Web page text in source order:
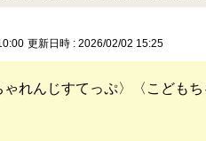
更新日時 : 2026/02/02 15:25
れんじすてっぷ〉〈こども